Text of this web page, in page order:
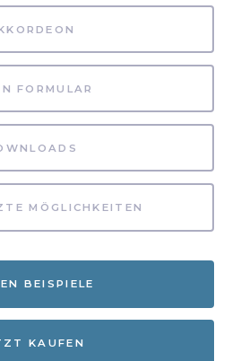
FORMULAR
MÖGLICHKEITEN
BEISPIELE
KAUFEN